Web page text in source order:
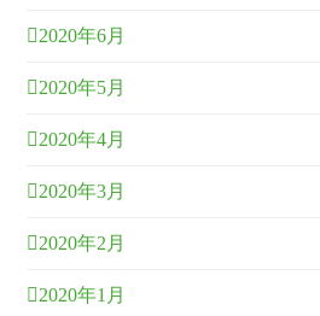
2020年6月
2020年5月
2020年4月
2020年3月
2020年2月
2020年1月